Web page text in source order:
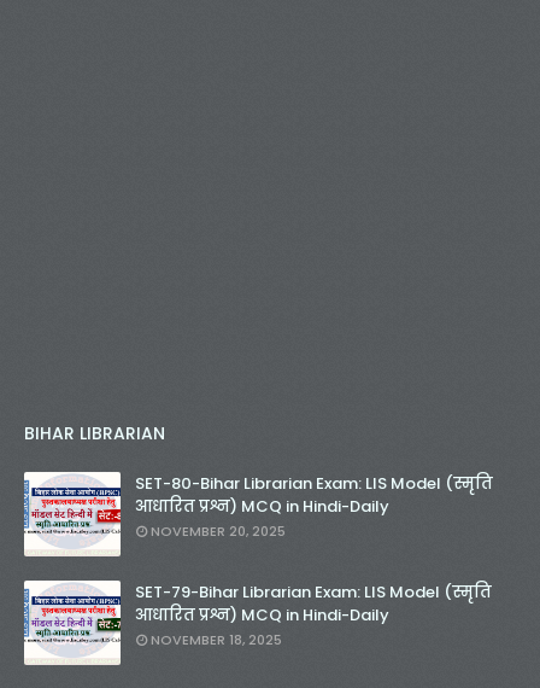
BIHAR LIBRARIAN
SET-80-Bihar Librarian Exam: LIS Model (स्मृति
आधारित प्रश्न) MCQ in Hindi-Daily
NOVEMBER 20, 2025
SET-79-Bihar Librarian Exam: LIS Model (स्मृति
आधारित प्रश्न) MCQ in Hindi-Daily
NOVEMBER 18, 2025